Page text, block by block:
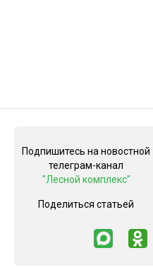
Подпишитесь на новостной
телеграм-канал
"Лесной комплекс"
Поделиться статьей